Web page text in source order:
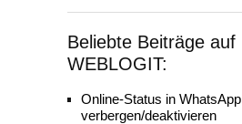
Beliebte Beiträge auf
WEBLOGIT:
Online-Status in WhatsApp
verbergen/deaktivieren